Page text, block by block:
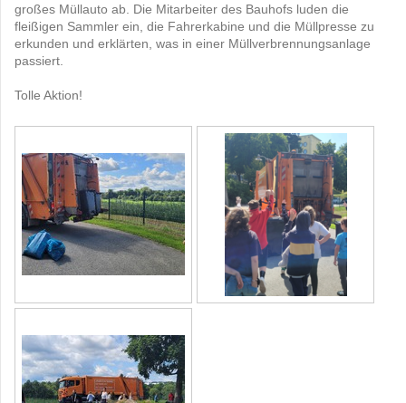
großes Müllauto ab. Die Mitarbeiter des Bauhofs luden die
fleißigen Sammler ein, die Fahrerkabine und die Müllpresse zu
erkunden und erklärten, was in einer Müllverbrennungsanlage
passiert.
Tolle Aktion!